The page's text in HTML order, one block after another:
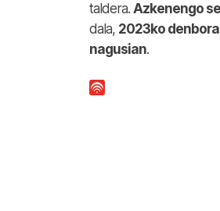
taldera. Azkenengo
dala, 2023ko
nagusian.